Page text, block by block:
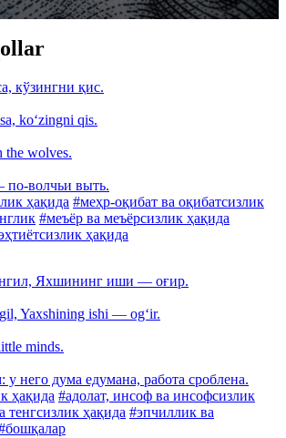
кўзингни қис.
ko‘zingni qis.
the wolves.
волчьи выть.
ҳақида #меҳр-оқибат ва оқибатсизлик
#меъёр ва меъёрсизлик ҳақида
ҳақида
Яхшининг иши — оғир.
Yaxshining ishi — og‘ir.
minds.
него дума eдумана, работа сроблена.
ҳақида #адолат, инсоф ва инсофсизлик
тенгсизлик ҳақида #эпчиллик ва